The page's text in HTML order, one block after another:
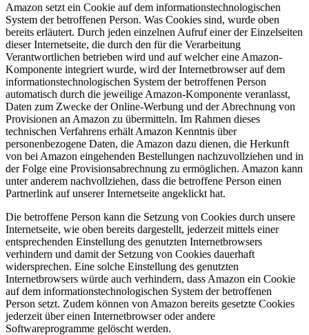
Amazon setzt ein Cookie auf dem informationstechnologischen
System der betroffenen Person. Was Cookies sind, wurde oben
bereits erläutert. Durch jeden einzelnen Aufruf einer der Einzelseiten
dieser Internetseite, die durch den für die Verarbeitung
Verantwortlichen betrieben wird und auf welcher eine Amazon-
Komponente integriert wurde, wird der Internetbrowser auf dem
informationstechnologischen System der betroffenen Person
automatisch durch die jeweilige Amazon-Komponente veranlasst,
Daten zum Zwecke der Online-Werbung und der Abrechnung von
Provisionen an Amazon zu übermitteln. Im Rahmen dieses
technischen Verfahrens erhält Amazon Kenntnis über
personenbezogene Daten, die Amazon dazu dienen, die Herkunft
von bei Amazon eingehenden Bestellungen nachzuvollziehen und in
der Folge eine Provisionsabrechnung zu ermöglichen. Amazon kann
unter anderem nachvollziehen, dass die betroffene Person einen
Partnerlink auf unserer Internetseite angeklickt hat.
Die betroffene Person kann die Setzung von Cookies durch unsere
Internetseite, wie oben bereits dargestellt, jederzeit mittels einer
entsprechenden Einstellung des genutzten Internetbrowsers
verhindern und damit der Setzung von Cookies dauerhaft
widersprechen. Eine solche Einstellung des genutzten
Internetbrowsers würde auch verhindern, dass Amazon ein Cookie
auf dem informationstechnologischen System der betroffenen
Person setzt. Zudem können von Amazon bereits gesetzte Cookies
jederzeit über einen Internetbrowser oder andere
Softwareprogramme gelöscht werden.